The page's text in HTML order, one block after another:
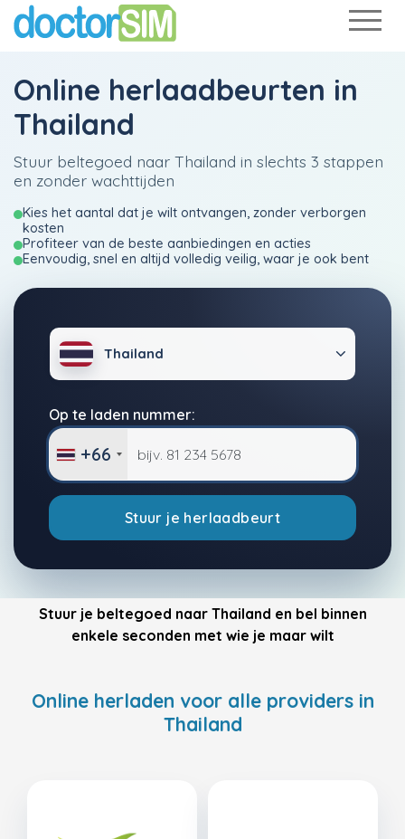
Online herlaadbeurten in
Thailand
Stuur beltegoed naar Thailand in slechts 3 stappen
en zonder wachttijden
Kies het aantal dat je wilt ontvangen, zonder verborgen
kosten
Profiteer van de beste aanbiedingen en acties
Eenvoudig, snel en altijd volledig veilig, waar je ook bent
Thailand
Op te laden nummer:
+66
Stuur je herlaadbeurt
Stuur je beltegoed naar Thailand en bel binnen
enkele seconden met wie je maar wilt
Online herladen voor alle providers in
Thailand